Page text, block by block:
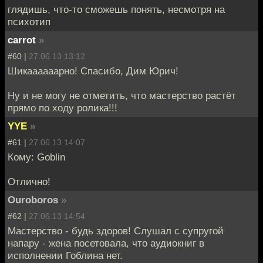
глядишь, что-то сможешь понять, несмотря на
психотип
carrot »
#60 | 27.06.13 13:12
Шикаааааарно! Спасибо, Дим Юрич!
Ну и не могу не отметить, что мастерство растёт
прямо по ходу ролика!!!
YYE »
#61 | 27.06.13 14:07
Кому: Goblin
Отлично!
Ouroboros »
#62 | 27.06.13 14:54
Мастерство - будь здоров! Слушал с супругой
напару - жена посетовала, что аудиокниг в
исполнении Гоблина нет.